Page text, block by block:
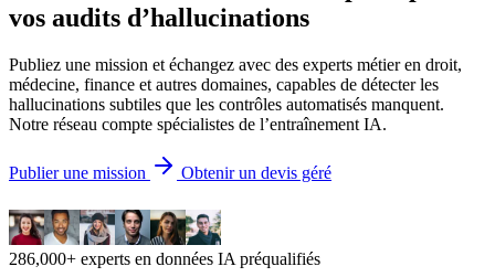
vos audits d’hallucinations
Publiez une mission et échangez avec des experts métier en droit,
médecine, finance et autres domaines, capables de détecter les
hallucinations subtiles que les contrôles automatisés manquent.
Notre réseau compte spécialistes de l’entraînement IA.
Publier une mission Obtenir un devis géré
286,000+ experts en données IA préqualifiés